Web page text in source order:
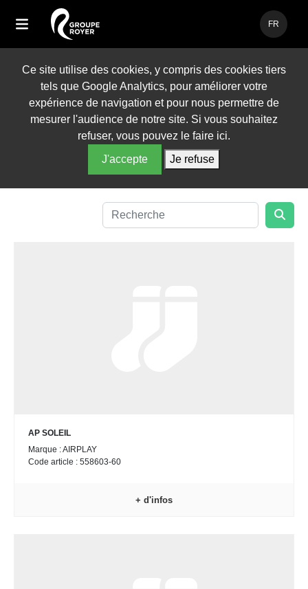
FR
Ce site utilise des cookies, y compris des cookies tiers
tels que Google Analytics, pour améliorer votre
expérience de navigation et pour nous permettre de
mesurer l'audience de notre site. Si vous souhaitez
refuser, vous pouvez le faire ici.
J'accepte
Je refuse
Search
AP SOLEIL
Marque : AIRPLAY
Code article : 558603-60
+ d'infos